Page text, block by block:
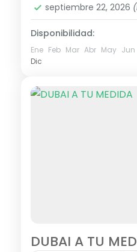
septiembre 22, 2026
Disponibilidad:
Ene Feb Mar Abr May Jun
Dic
DUBAI A TU